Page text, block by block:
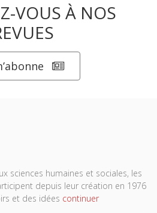
VOUS À NOS
sciences humaines et sociales, les
depuis leur création en 1976
et des idées continuer